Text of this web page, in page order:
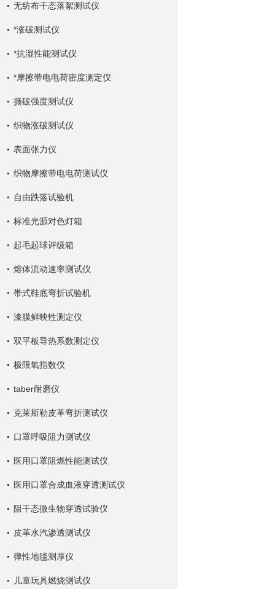
无纺布干态落絮测试仪
*涨破测试仪
*抗湿性能测试仪
*摩擦带电电荷密度测定仪
撕破强度测试仪
织物涨破测试仪
表面张力仪
织物摩擦带电电荷测试仪
自由跌落试验机
标准光源对色灯箱
起毛起球评级箱
熔体流动速率测试仪
帯式鞋底弯折试验机
漆膜鲜映性测定仪
双平板导热系数测定仪
极限氧指数仪
taber耐磨仪
克莱斯勒皮革弯折测试仪
口罩呼吸阻力测试仪
医用口罩阻燃性能测试仪
医用口罩合成血液穿透测试仪
阻干态微生物穿透试验仪
皮革水汽渗透测试仪
弹性地毯测厚仪
儿童玩具燃烧测试仪